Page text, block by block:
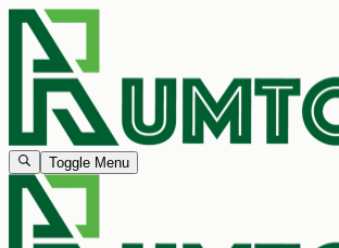
Toggle Menu